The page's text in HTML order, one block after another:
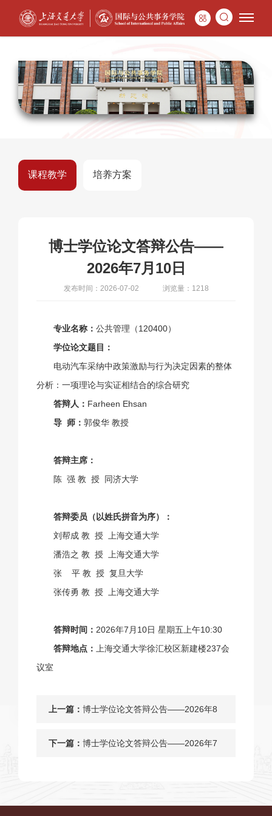
课程教学 培养方案
博士学位论文答辩公告——
2026年7月10日
发布时间：2026-07-02 浏览量：1218
专业名称： 公共管理（120400）
学位论文题目：
电动汽车采纳中政策激励与行为决定因素的整体
分析：一项理论与实证相结合的综合研究
答辩人： Farheen Ehsan
导 师： 郭俊华 教授
答辩主席：
陈 强 教 授 同济大学
答辩委员（以姓氏拼音为序）：
刘帮成 教 授 上海交通大学
潘浩之 教 授 上海交通大学
张 平 教 授 复旦大学
张传勇 教 授 上海交通大学
答辩时间： 2026年7月10日 星期五上午10:30
答辩地点： 上海交通大学徐汇校区新建楼237会
议室
上一篇： 博士学位论文答辩公告——2026年8
月2日
下一篇： 博士学位论文答辩公告——2026年7